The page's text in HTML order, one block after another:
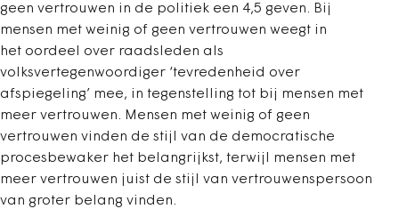
geen vertrouwen in de politiek een 4,5 geven. Bij
mensen met weinig of geen vertrouwen weegt in
het oordeel over raadsleden als
volksvertegenwoordiger ‘tevredenheid over
afspiegeling’ mee, in tegenstelling tot bij mensen met
meer vertrouwen. Mensen met weinig of geen
vertrouwen vinden de stijl van de democratische
procesbewaker het belangrijkst, terwijl mensen met
meer vertrouwen juist de stijl van vertrouwenspersoon
van groter belang vinden.